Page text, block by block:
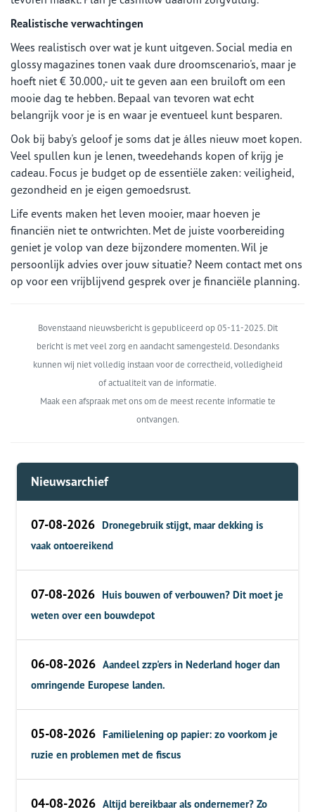
Realistische verwachtingen
Wees realistisch over wat je kunt uitgeven. Social media en
glossy magazines tonen vaak dure droomscenario's, maar je
hoeft niet € 30.000,- uit te geven aan een bruiloft om een
mooie dag te hebben. Bepaal van tevoren wat echt
belangrijk voor je is en waar je eventueel kunt besparen.
Ook bij baby's geloof je soms dat je álles nieuw moet kopen.
Veel spullen kun je lenen, tweedehands kopen of krijg je
cadeau. Focus je budget op de essentiële zaken: veiligheid,
gezondheid en je eigen gemoedsrust.
Life events maken het leven mooier, maar hoeven je
financiën niet te ontwrichten. Met de juiste voorbereiding
geniet je volop van deze bijzondere momenten. Wil je
persoonlijk advies over jouw situatie? Neem contact met ons
op voor een vrijblijvend gesprek over je financiële planning.
Bovenstaand nieuwsbericht is gepubliceerd op 05-11-2025. Dit
bericht is met veel zorg en aandacht samengesteld. Desondanks
kunnen wij niet volledig instaan voor de correctheid, volledigheid
of actualiteit van de informatie.
Maak een afspraak met ons om de meest recente informatie te
ontvangen.
Nieuwsarchief
07-08-2026 Dronegebruik stijgt, maar dekking is
vaak ontoereikend
07-08-2026 Huis bouwen of verbouwen? Dit moet je
weten over een bouwdepot
06-08-2026 Aandeel zzp'ers in Nederland hoger dan
omringende Europese landen.
05-08-2026 Familielening op papier: zo voorkom je
ruzie en problemen met de fiscus
04-08-2026 Altijd bereikbaar als ondernemer? Zo